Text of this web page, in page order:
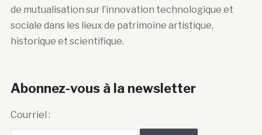
de mutualisation sur l’innovation technologique et
sociale dans les lieux de patrimoine artistique,
historique et scientifique.
Abonnez-vous à la newsletter
Courriel :